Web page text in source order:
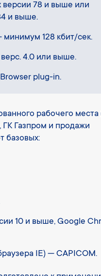
версии 78 и выше или
и выше.
128 кбит/сек.
4.0 или выше.
plug-in.
рабочего
ГК Газпром и продажи
базовых:
10 и выше, Google
IE) — CAPICOM.